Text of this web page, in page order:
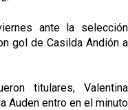
ante la selección
gol de Casilda Andión a
titulares, Valentina
Auden entro en el minuto